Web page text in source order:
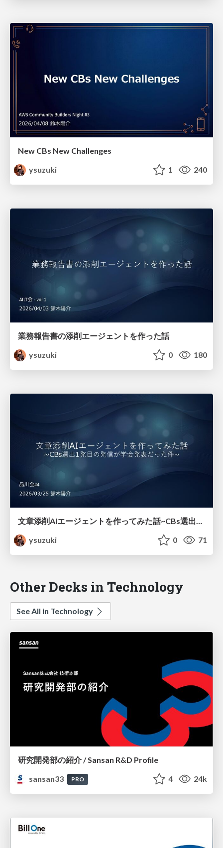
New CBs New Challenges
ysuzuki
1 240
業務報告書の添削エージェントを作った話
ysuzuki
0 180
文章添削AIエージェントを作ってみた話 ~CBs選出1発目の発信が学会発表だった件~
ysuzuki
0 71
Other Decks in Technology
See All in Technology
研究開発部の紹介 / Sansan R&D Profile
sansan33
PRO 4 24k